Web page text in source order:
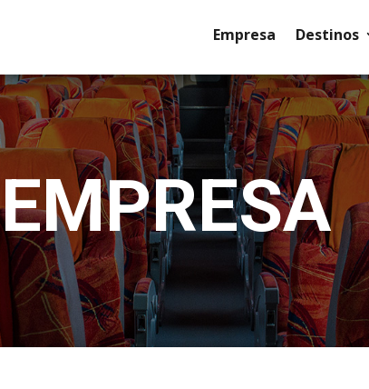
Empresa Destinos
EMPRESA